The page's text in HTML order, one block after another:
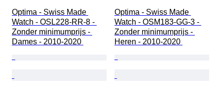
Optima - Swiss Made
Watch - OSL228-RR-8 -
Zonder minimumprijs -
Dames - 2010-2020
Optima - Swiss Made
Watch - OSM183-GG-3 -
Zonder minimumprijs -
Heren - 2010-2020